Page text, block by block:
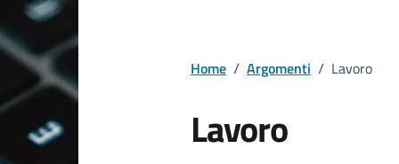
Home / Argomenti / Lavoro
Lavoro